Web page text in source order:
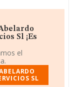
Sl ¡Es
el
SL